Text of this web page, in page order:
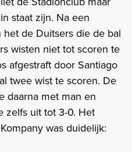
staat zijn. Na een
de Duitsers die de bal
wisten niet tot scoren te
afgestraft door Santiago
twee wist te scoren. De
daarna met man en
zelfs uit tot 3-0. Het
was duidelijk: